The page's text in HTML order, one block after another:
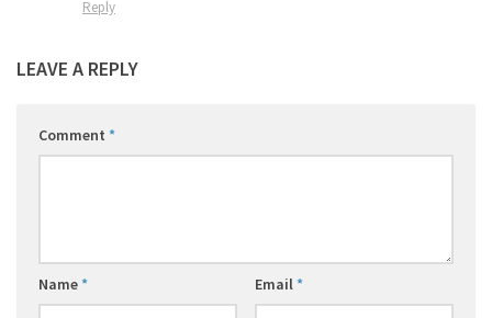
Reply
LEAVE A REPLY
Comment *
Name* Email*